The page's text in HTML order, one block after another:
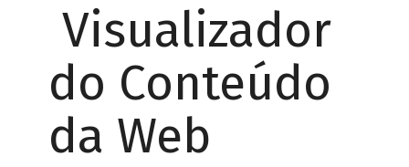
Visualizador
do Conteúdo
da Web